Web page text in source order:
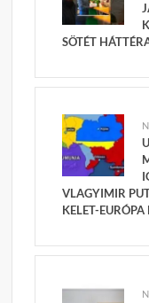
SÖTÉT
VLAGYIMIR
KELET-